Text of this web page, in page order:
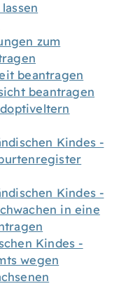
zum
beantragen
beantragen
Kindes -
Kindes -
in eine
Kindes -
wegen